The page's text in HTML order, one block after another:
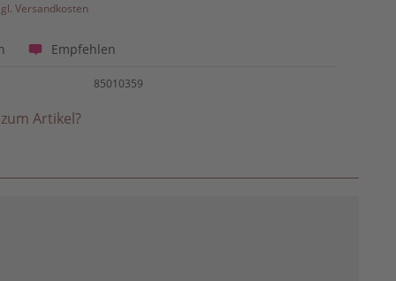
Versandkosten
Empfehlen
85010359
Artikel?